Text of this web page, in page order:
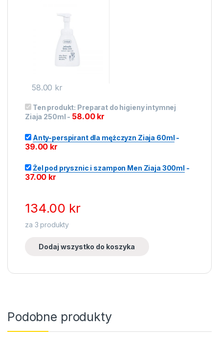
58.00 kr
Ten produkt: Preparat do higieny intymnej
Ziaja 250ml - 58.00 kr
Anty-perspirant dla mężczyzn Ziaja 60ml -
39.00 kr
Żel pod prysznic i szampon Men Ziaja 300ml -
37.00 kr
134.00 kr
za 3 produkty
Dodaj wszystko do koszyka
Podobne produkty